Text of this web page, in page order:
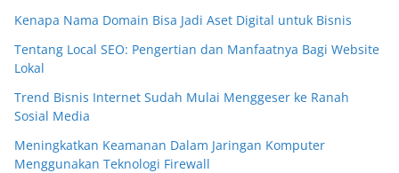
Kenapa Nama Domain Bisa Jadi Aset Digital untuk Bisnis
Tentang Local SEO: Pengertian dan Manfaatnya Bagi Website
Lokal
Trend Bisnis Internet Sudah Mulai Menggeser ke Ranah
Sosial Media
Meningkatkan Keamanan Dalam Jaringan Komputer
Menggunakan Teknologi Firewall